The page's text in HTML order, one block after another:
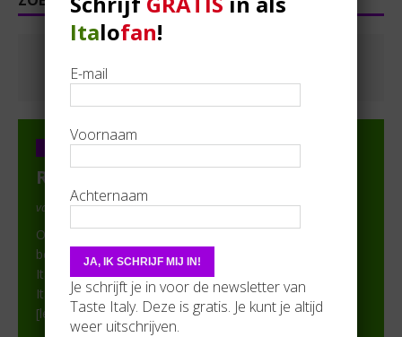
Regina Paola (Sint-Pauwels)
van Steven Van Raemdonck in In de spots
Op zoek naar authentieke Italiaanse producten? Dan
bent u bij ons op de juiste plek! Regina Paola ademt
Italië. Je vindt in onze webshop niet alleen de lekkerste
Italiaanse delicatessen, hapjes en drankjes maar ook
[lees verder]
Italofan!
E-mail
Voornaam
Achternaam
Je schrijft je in voor de newsletter van
Taste Italy. Deze is gratis. Je kunt je altijd
weer uitschrijven.